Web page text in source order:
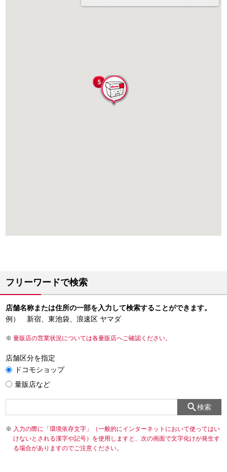
フリーワードで検索
店舗名称または住所の一部を入力して検索することができます。
例） 新宿、東池袋、浪速区 ヤマダ
量販店の営業状況については各量販店へご確認ください。
店舗区分を指定
ドコモショップ
量販店など
検索
入力の際に「環境依存文字」（一般的にインターネットにおいて使ってはい
けないとされる漢字や記号）を使用しますと、次の画面で文字化けが発生す
る場合がありますのでご注意ください。